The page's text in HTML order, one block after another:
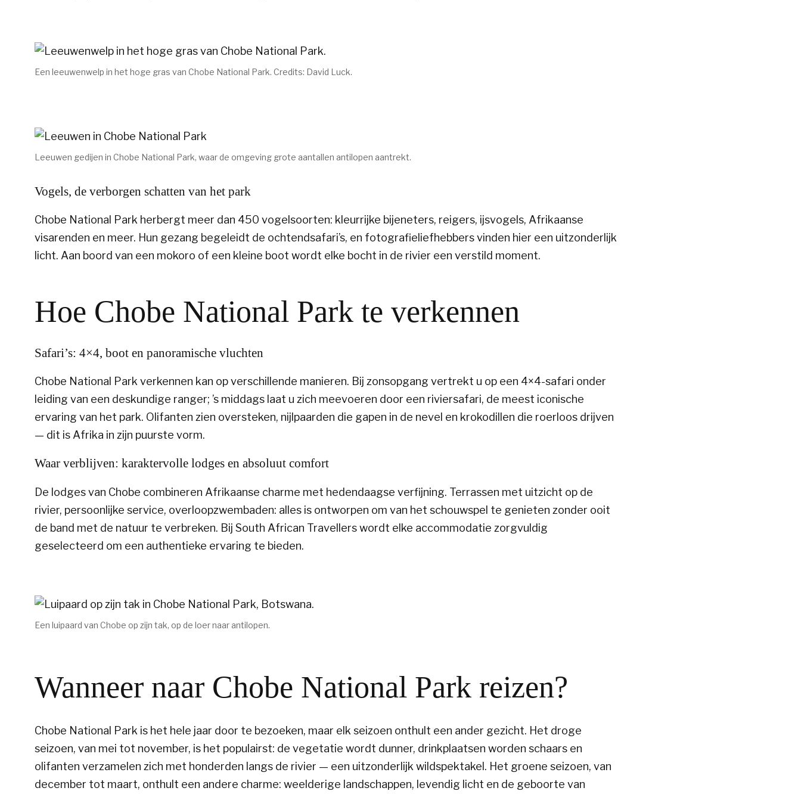
Een leeuwenwelp in het hoge gras van Chobe National Park. Credits: David Luck.
Leeuwen gedijen in Chobe National Park, waar de omgeving grote aantallen antilopen aantrekt.
Vogels, de verborgen schatten van het park
Chobe National Park herbergt meer dan 450 vogelsoorten: kleurrijke bijeneters, reigers, ijsvogels, Afrikaanse
visarenden en meer. Hun gezang begeleidt de ochtendsafari’s, en fotografieliefhebbers vinden hier een uitzonderlijk
licht. Aan boord van een mokoro of een kleine boot wordt elke bocht in de rivier een verstild moment.
Hoe Chobe National Park te verkennen
Safari’s: 4×4, boot en panoramische vluchten
Chobe National Park verkennen kan op verschillende manieren. Bij zonsopgang vertrekt u op een 4×4-safari onder
leiding van een deskundige ranger; ’s middags laat u zich meevoeren door een riviersafari, de meest iconische
ervaring van het park. Olifanten zien oversteken, nijlpaarden die gapen in de nevel en krokodillen die roerloos drijven
— dit is Afrika in zijn puurste vorm.
Waar verblijven: karaktervolle lodges en absoluut comfort
De lodges van Chobe combineren Afrikaanse charme met hedendaagse verfijning. Terrassen met uitzicht op de
rivier, persoonlijke service, overloopzwembaden: alles is ontworpen om van het schouwspel te genieten zonder ooit
de band met de natuur te verbreken. Bij South African Travellers wordt elke accommodatie zorgvuldig
geselecteerd om een authentieke ervaring te bieden.
Een luipaard van Chobe op zijn tak, op de loer naar antilopen.
Wanneer naar Chobe National Park reizen?
Chobe National Park is het hele jaar door te bezoeken, maar elk seizoen onthult een ander gezicht. Het droge
seizoen, van mei tot november, is het populairst: de vegetatie wordt dunner, drinkplaatsen worden schaars en
olifanten verzamelen zich met honderden langs de rivier — een uitzonderlijk wildspektakel. Het groene seizoen, van
december tot maart, onthult een andere charme: weelderige landschappen, levendig licht en de geboorte van